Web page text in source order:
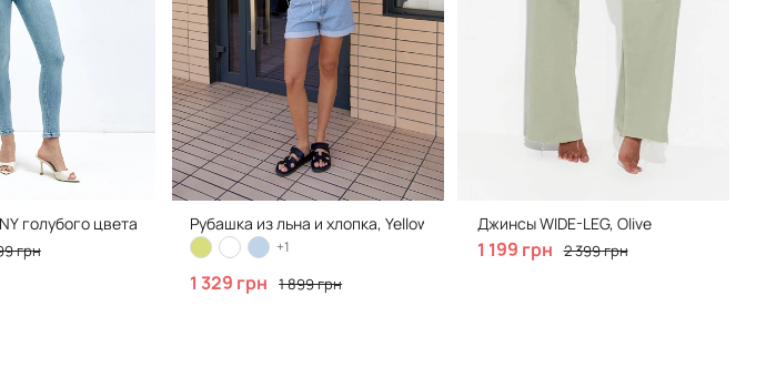
голубого цвета
грн
Рубашка из льна и хлопка, Yellow
+1
1 329 грн 1 899 грн
Джинсы WIDE-LEG, Olive
1 199 грн 2 399 грн